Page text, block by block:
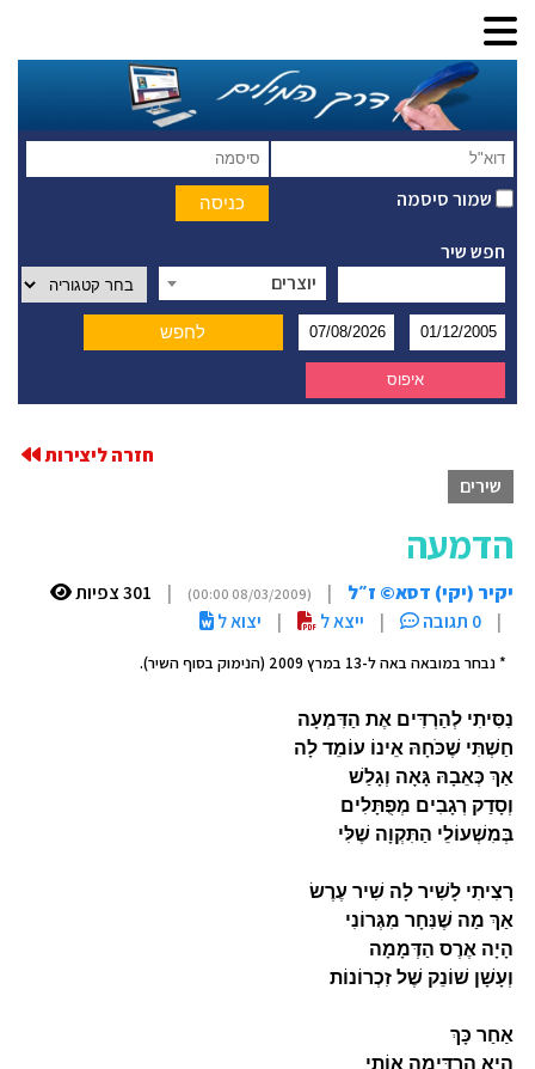
שמור סיסמה
חפש שיר
יוצרים
חזרה ליצירות
שירים
הדמעה
יקיר (יקי) דסא© ז״ל |
(08/03/2009 00:00)
|
301 צפיות
|
0 תגובה | ייצא ל | יצוא ל
* נבחר במובאה באה ל-13 במרץ 2009 (הנימוק בסוף השיר).
נִסִּיתִי לְהַרְדִּים אֶת הַדִּמְעָה
חַשְׁתִּי שֶׁכֹּחָהּ אֵינוֹ עוֹמֵד לָה
אַךְ כְּאֵבָהּ גָּאָה וְגָלַשׁ
וְסָדַק רְגָבִים מְפֻתָּלִים
בְּמִשְׁעוֹלֵי הַתִּקְוָה שֶׁלִּי
רָצִיתִי לָשִׁיר לָה שִׁיר עֶרֶשׂ
אַךְ מַה שֶׁנִּחָר מִגְּרוֹנִי
הָיָה אֶרֶס הַדְּמָמָה
וְעָשָׁן שׁוֹנֵק שֶׁל זִכְרוֹנוֹת
אַחַר כָּךְ
הִיא הִרְדִּימָה אוֹתִי